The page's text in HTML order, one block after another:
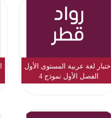
اختبار لغة عربية المستوى الأول
الفصل الأول نموذج 4